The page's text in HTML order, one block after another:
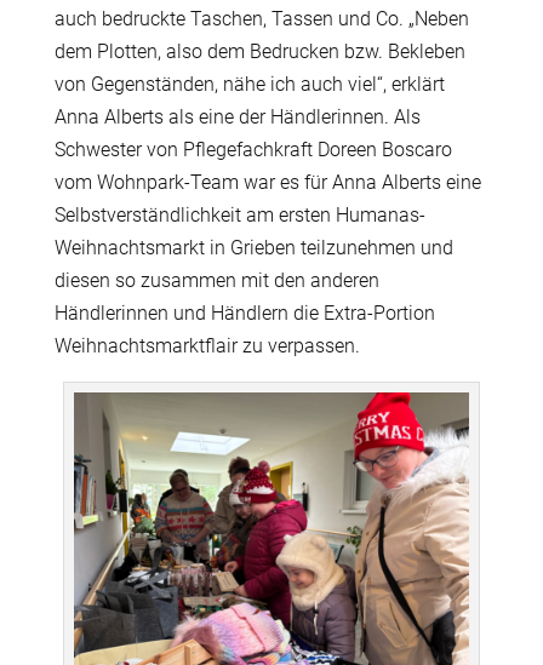
auch bedruckte Taschen, Tassen und Co. „Neben
dem Plotten, also dem Bedrucken bzw. Bekleben
von Gegenständen, nähe ich auch viel“, erklärt
Anna Alberts als eine der Händlerinnen. Als
Schwester von Pflegefachkraft Doreen Boscaro
vom Wohnpark-Team war es für Anna Alberts eine
Selbstverständlichkeit am ersten Humanas-
Weihnachtsmarkt in Grieben teilzunehmen und
diesen so zusammen mit den anderen
Händlerinnen und Händlern die Extra-Portion
Weihnachtsmarktflair zu verpassen.